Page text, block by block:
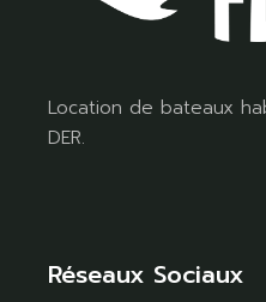
Location de bateaux
DER.
Réseaux Sociaux